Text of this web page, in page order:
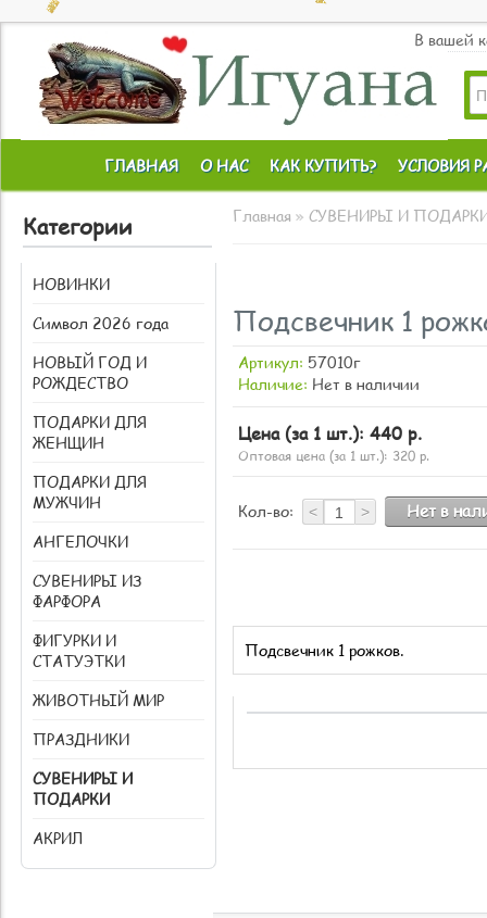
В вашей
ГЛАВНАЯ О НАС КАК КУПИТЬ? УСЛОВИЯ
Категории
НОВИНКИ
Символ 2026 года
НОВЫЙ ГОД И
РОЖДЕСТВО
ПОДАРКИ ДЛЯ
ЖЕНЩИН
ПОДАРКИ ДЛЯ
МУЖЧИН
АНГЕЛОЧКИ
СУВЕНИРЫ ИЗ
ФАРФОРА
ФИГУРКИ И
СТАТУЭТКИ
ЖИВОТНЫЙ МИР
ПРАЗДНИКИ
СУВЕНИРЫ И
ПОДАРКИ
АКРИЛ
Главная » СУВЕНИРЫ И
Подсвечник 1
Артикул: 57010г
Наличие: Нет в наличии
Цена (за 1 шт.): 440 р.
Оптовая цена (за 1 шт.): 320 р.
Кол-во: < > Нет в
Подсвечник 1 рожков.